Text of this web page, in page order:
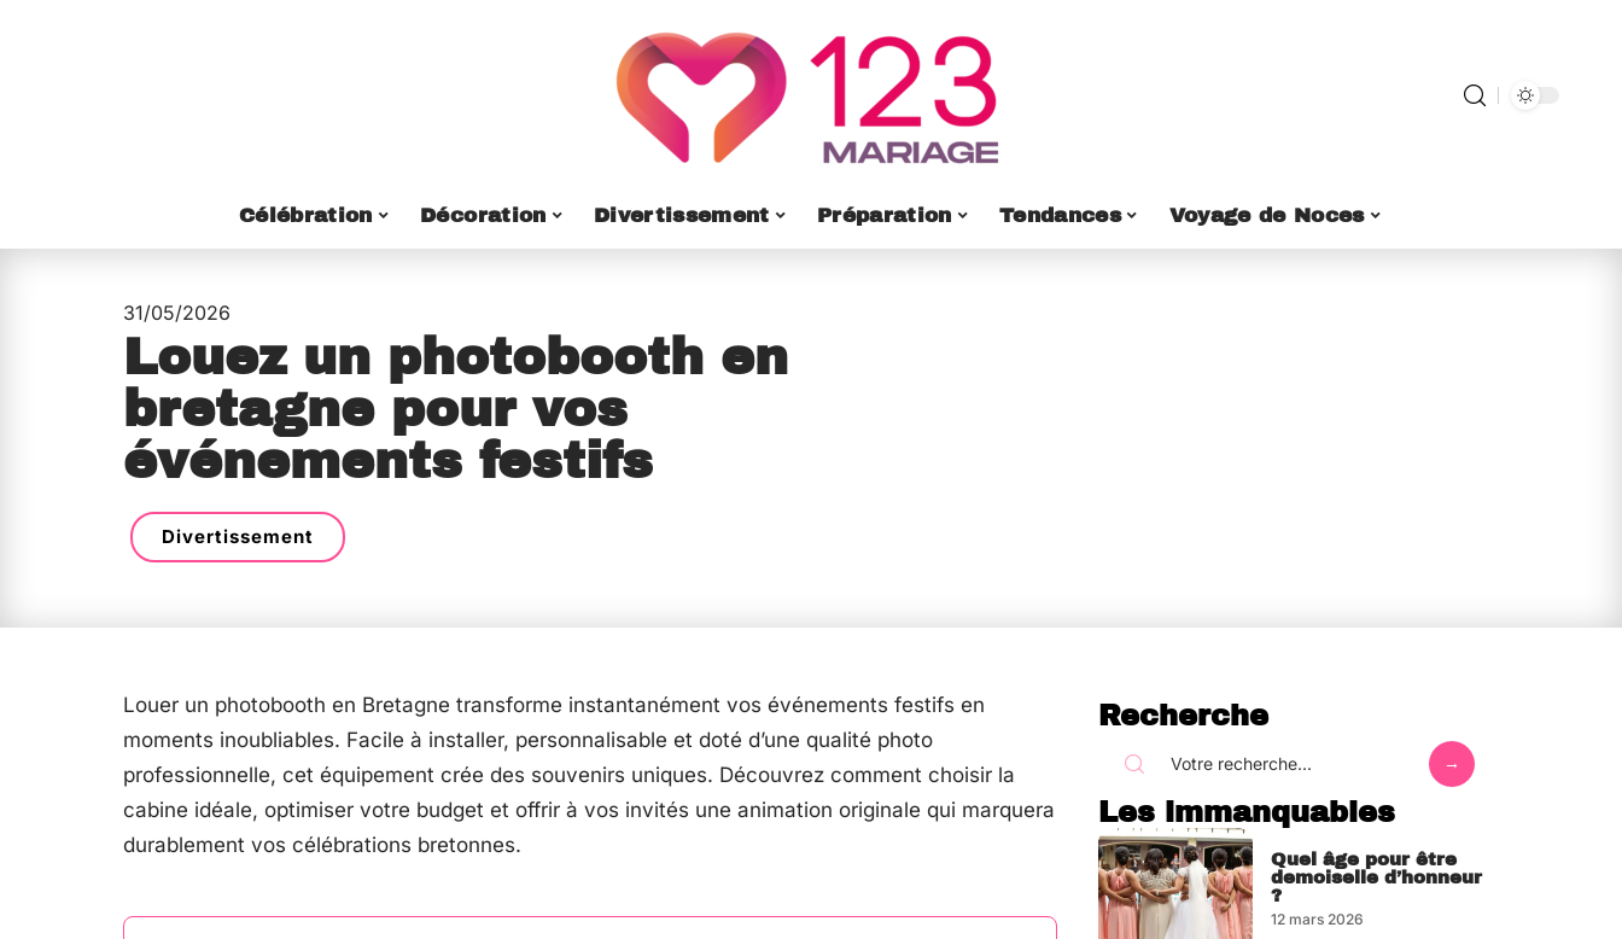
Célébration Décoration Divertissement Préparation Tendances Voyage de Noces
31/05/2026
Louez un photobooth en
bretagne pour vos
événements festifs
Divertissement
Louer un photobooth en Bretagne transforme instantanément vos événements festifs en
moments inoubliables. Facile à installer, personnalisable et doté d’une qualité photo
professionnelle, cet équipement crée des souvenirs uniques. Découvrez comment choisir la
cabine idéale, optimiser votre budget et offrir à vos invités une animation originale qui marquera
durablement vos célébrations bretonnes.
Recherche
Les immanquables
Quel âge pour être
demoiselle d’honneur
?
12 mars 2026